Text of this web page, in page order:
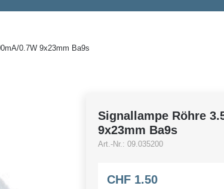
0.7W 9x23mm Ba9s
Signallampe Röhre
9x23mm Ba9s
Art.-Nr.: 09.035200
CHF1.50